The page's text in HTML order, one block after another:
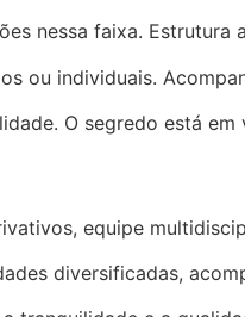
nessa faixa.
ou individuais.
O segredo está
equipe
diversificadas,